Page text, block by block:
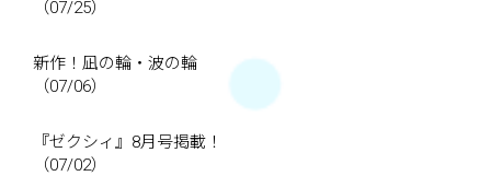
（07/25）
新作！凪の輪・波の輪
（07/06）
『ゼクシィ』8月号掲載！
（07/02）